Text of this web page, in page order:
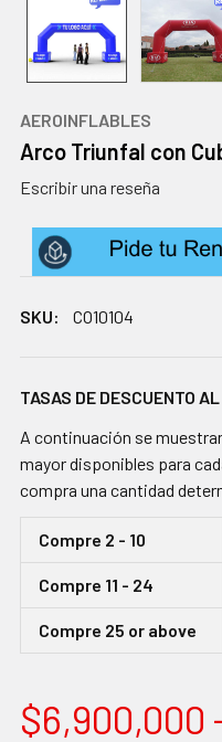
AEROINFLABLES
Arco Triunfal con
Escribir una reseña
SKU: CO10104
TASAS DE DESCUENTO AL
A continuación se
mayor disponibles para
compra una cantidad
Compre 2 - 10
Compre 11 - 24
Compre 25 or above
$6,900,000